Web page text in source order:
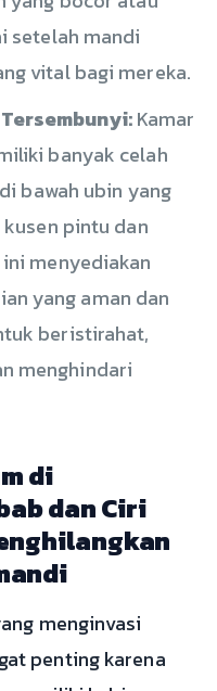
setelah mandi
vital bagi mereka.
Kamar
banyak celah
bawah ubin yang
pintu dan
menyediakan
yang aman dan
beristirahat,
menghindari
di
dan Ciri
menginvasi
penting karena